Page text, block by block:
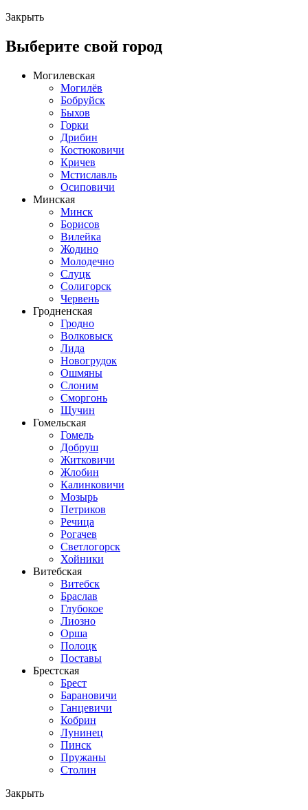
Закрыть
Выберите свой город
Могилевская
Могилёв
Бобруйск
Быхов
Горки
Дрибин
Костюковичи
Кричев
Мстиславль
Осиповичи
Минская
Минск
Борисов
Вилейка
Жодино
Молодечно
Слуцк
Солигорск
Червень
Гродненская
Гродно
Волковыск
Лида
Новогрудок
Ошмяны
Слоним
Сморгонь
Щучин
Гомельская
Гомель
Добруш
Житковичи
Жлобин
Калинковичи
Мозырь
Петриков
Речица
Рогачев
Светлогорск
Хойники
Витебская
Витебск
Браслав
Глубокое
Лиозно
Орша
Полоцк
Поставы
Брестская
Брест
Барановичи
Ганцевичи
Кобрин
Лунинец
Пинск
Пружаны
Столин
Закрыть